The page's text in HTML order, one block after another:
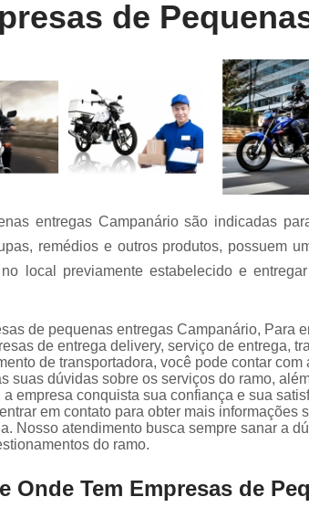
Entrega
Entrega
Motoboy
Motoboy
Serviço de
de
entregas Campanário são indicadas
remédios e outros produtos, possuem
local previamente estabelecido e
de pequenas entregas Campanário, Para
de entrega delivery, serviço de entrega,
de transportadora, você pode contar com
suas dúvidas sobre os serviços do ramo,
empresa conquista sua confiança e sua
em contato para obter mais informações
Nosso atendimento busca sempre sanar a
do ramo.
Onde Tem Empresas de